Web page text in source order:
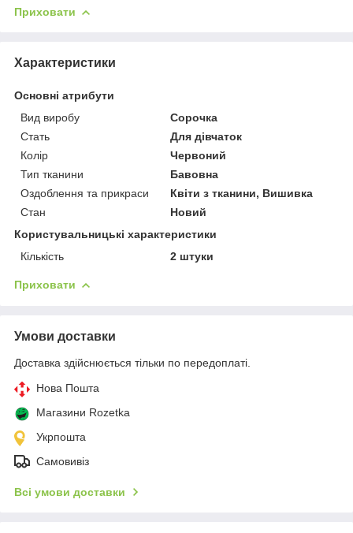
Приховати
Характеристики
Основні атрибути
Вид виробу
Сорочка
Стать
Для дівчаток
Колір
Червоний
Тип тканини
Бавовна
Оздоблення та прикраси
Квіти з тканини, Вишивка
Стан
Новий
Користувальницькі характеристики
Кількість
2 штуки
Приховати
Умови доставки
Доставка здійснюється тільки по передоплаті.
Нова Пошта
Магазини Rozetka
Укрпошта
Самовивіз
Всі умови доставки